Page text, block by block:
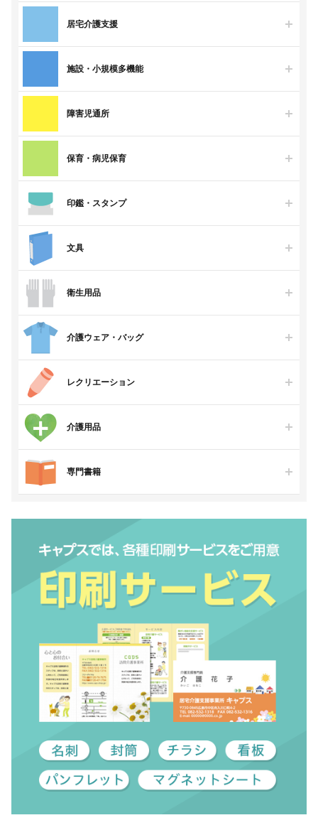
居宅介護支援
施設・小規模多機能
障害児通所
保育・病児保育
印鑑・スタンプ
文具
衛生用品
介護ウェア・バッグ
レクリエーション
介護用品
専門書籍